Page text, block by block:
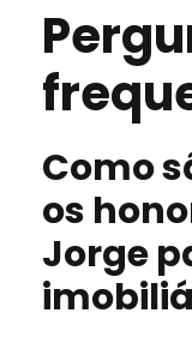
Como
os
Jorge